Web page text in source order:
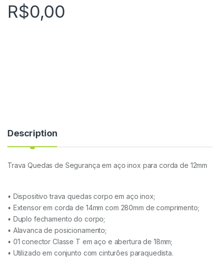
R$0,00
Description
Trava Quedas de Segurança em aço inox para corda de 12mm
• Dispositivo trava quedas corpo em aço inox;
• Extensor em corda de 14mm com 280mm de comprimento;
• Duplo fechamento do corpo;
• Alavanca de posicionamento;
• 01 conector Classe T em aço e abertura de 18mm;
• Utilizado em conjunto com cinturões paraquedista.